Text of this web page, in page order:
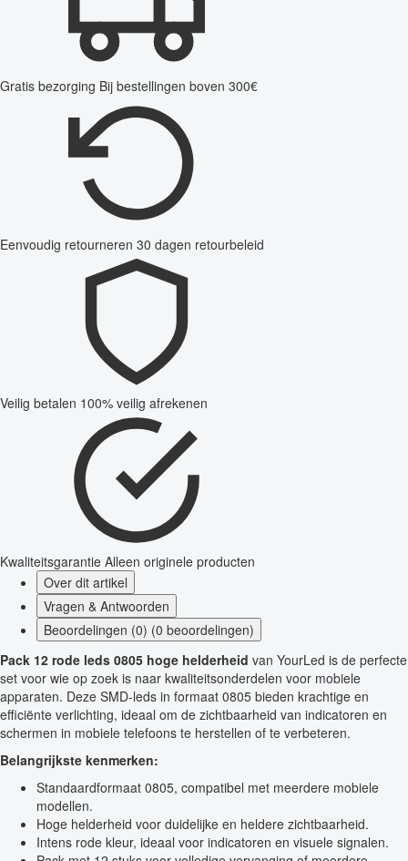
Gratis bezorging Bij bestellingen boven 300€
Eenvoudig retourneren 30 dagen retourbeleid
Veilig betalen 100% veilig afrekenen
Kwaliteitsgarantie Alleen originele producten
Over dit artikel
Vragen & Antwoorden
Beoordelingen (0) (0 beoordelingen)
Pack 12 rode leds 0805 hoge helderheid van YourLed is de perfecte
set voor wie op zoek is naar kwaliteitsonderdelen voor mobiele
apparaten. Deze SMD-leds in formaat 0805 bieden krachtige en
efficiënte verlichting, ideaal om de zichtbaarheid van indicatoren en
schermen in mobiele telefoons te herstellen of te verbeteren.
Belangrijkste kenmerken:
Standaardformaat 0805, compatibel met meerdere mobiele
modellen.
Hoge helderheid voor duidelijke en heldere zichtbaarheid.
Intens rode kleur, ideaal voor indicatoren en visuele signalen.